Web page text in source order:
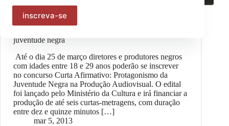
juventude negra
Até o dia 25 de março diretores e produtores negros
com idades entre 18 e 29 anos poderão se inscrever
no concurso Curta Afirmativo: Protagonismo da
Juventude Negra na Produção Audiovisual. O edital
foi lançado pelo Ministério da Cultura e irá financiar a
produção de até seis curtas-metragens, com duração
entre dez e quinze minutos […]
mar 5, 2013